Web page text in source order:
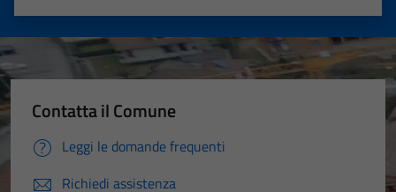
Valuta 5 stelle su 5
Valuta 4 stelle su 5
Valuta 3 stelle su 5
Valuta 2 stelle su 5
Valuta 1 stelle su 5
Contatta il Comune
Leggi le domande frequenti
Richiedi assistenza